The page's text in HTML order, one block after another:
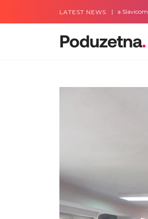
LATEST NEWS
Gdje god da smo sa Slavicom Pilipović